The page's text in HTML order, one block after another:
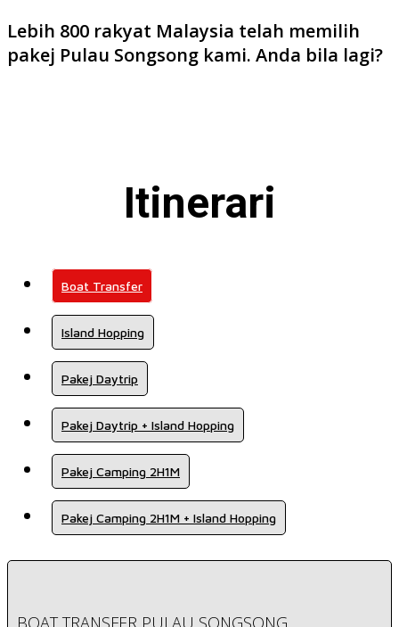
Lebih 800 rakyat Malaysia telah memilih
pakej Pulau Songsong kami. Anda bila lagi?
Itinerari
Boat Transfer
Island Hopping
Pakej Daytrip
Pakej Daytrip + Island Hopping
Pakej Camping 2H1M
Pakej Camping 2H1M + Island Hopping